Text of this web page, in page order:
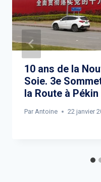
10 ans de la
Soie. 3e
la Route à Pékin
Par Antoine 22 janvier